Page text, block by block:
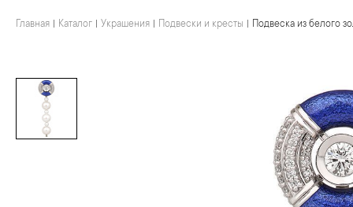
КОЛЬЦА
ПОДВЕСКИ И КРЕСТЫ
БРОШИ
СТОЛОВЫЕ ПРИБОРЫ
ДЛЯ ЧАЯ
ДЛЯ КОФЕ
КОЛЬЦА
БРАСЛЕТЫ
КОЛЬЕ И ПОДВЕСКИ
Главная Каталог Украшения Подвески и кресты Подвеска из белого